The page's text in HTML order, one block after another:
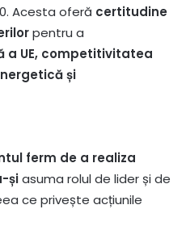
Acesta oferă certitudine
pentru a
a UE, competitivitatea
și
ferm de a realiza
șiasuma rolul de lider și de
ce privește acțiunile